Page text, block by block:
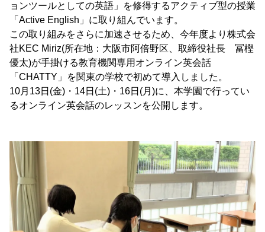
ョンツールとしての英語」を修得するアクティブ型の授業
「Active English」に取り組んでいます。
この取り組みをさらに加速させるため、今年度より株式会
社KEC Miriz(所在地：大阪市阿倍野区、取締役社長 冨樫
優太)が手掛ける教育機関専用オンライン英会話
「CHATTY」を関東の学校で初めて導入しました。
10月13日(金)・14日(土)・16日(月)に、本学園で行ってい
るオンライン英会話のレッスンを公開します。